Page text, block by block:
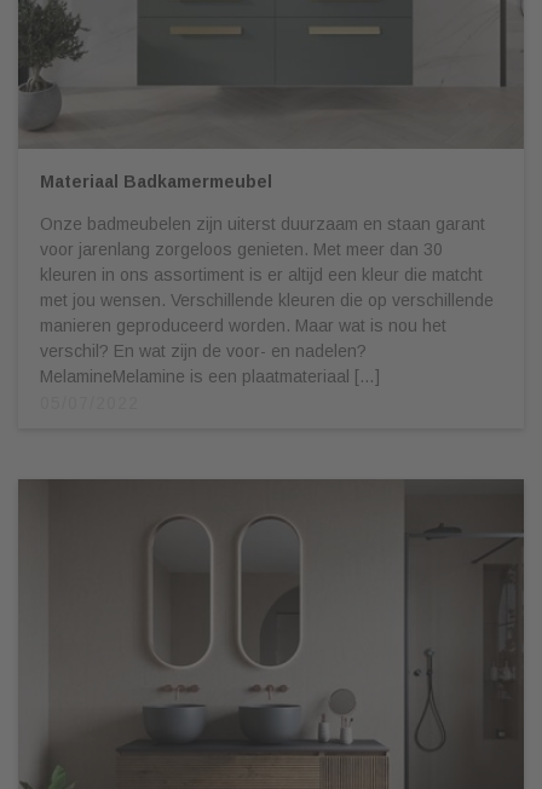
Materiaal Badkamermeubel
Onze badmeubelen zijn uiterst duurzaam en staan garant
voor jarenlang zorgeloos genieten. Met meer dan 30
kleuren in ons assortiment is er altijd een kleur die matcht
met jou wensen. Verschillende kleuren die op verschillende
manieren geproduceerd worden. Maar wat is nou het
verschil? En wat zijn de voor- en nadelen?
MelamineMelamine is een plaatmateriaal […]